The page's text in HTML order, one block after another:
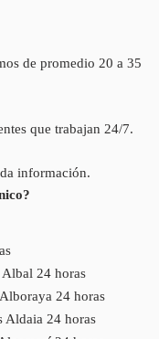
de promedio 20 a 35
que trabajan 24/7.
información.
Albal 24 horas
24 horas
Aldaia 24 horas